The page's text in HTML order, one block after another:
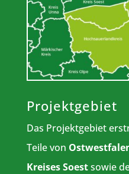
Projektgebiet
Das Projektgebiet
Teile von
Kreises Soestsowie